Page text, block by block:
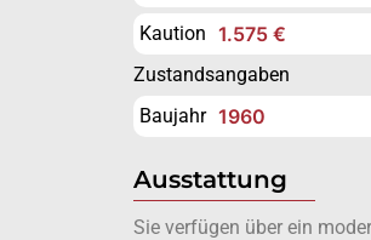
Kaution 1.575 €
Zustandsangaben
Baujahr 1960
Ausstattung
Sie verfügen über ein